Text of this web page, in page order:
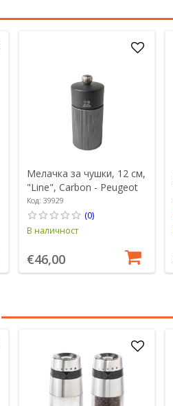
Мелачка за чушки, 12 см,
"Line", Carbon - Peugeot
Код: 39929
(0)
В наличност
€46,00